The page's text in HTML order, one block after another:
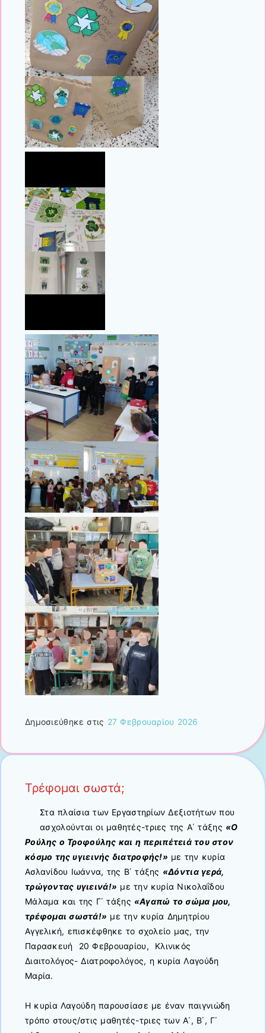
Δημοσιεύθηκε στις 27 Φεβρουαρίου 2026
Τρέφομαι σωστά;
Στα πλαίσια των Εργαστηρίων Δεξιοτήτων που
ασχολούνται οι μαθητές-τριες της Α΄ τάξης «Ο
Ρούλης ο Τροφούλης και η περιπέτειά του στον
κόσμο της υγιεινής διατροφής!» με την κυρία
Ασλανίδου Ιωάννα, της Β΄ τάξης «Δόντια γερά,
τρώγοντας υγιεινά!» με την κυρία Νικολαΐδου
Μάλαμα και της Γ΄ τάξης «Αγαπώ το σώμα μου,
τρέφομαι σωστά!» με την κυρία Δημητρίου
Αγγελική, επισκέφθηκε το σχολείο μας, την
Παρασκευή 20 Φεβρουαρίου, Κλινικός
Διαιτολόγος- Διατροφολόγος, η κυρία Λαγούδη
Μαρία.
Η κυρία Λαγούδη παρουσίασε με έναν παιγνιώδη
τρόπο στους/στις μαθητές-τριες των Α΄, Β΄, Γ΄